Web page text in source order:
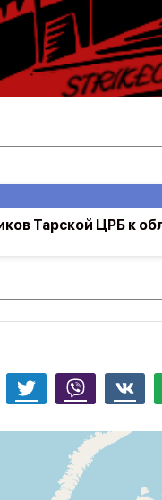
Тарской ЦРБ к
Twitter Viber